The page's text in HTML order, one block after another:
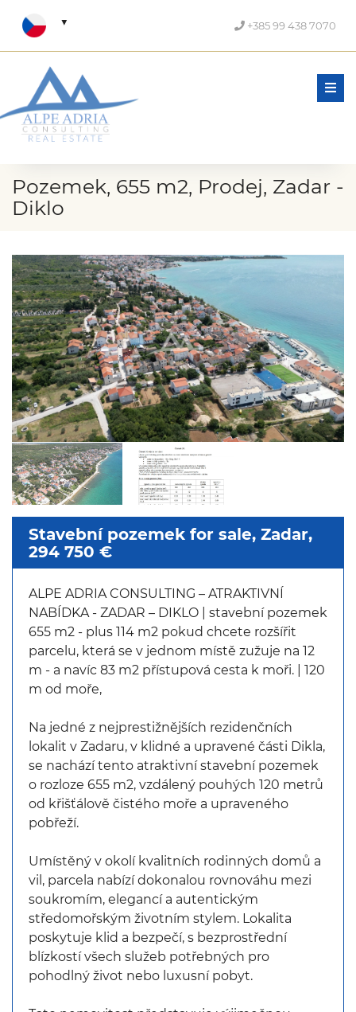
+385 99 438 7070
Pozemek, 655 m2, Prodej, Zadar -
Diklo
Stavební pozemek for sale, Zadar,
294 750 €
ALPE ADRIA CONSULTING – ATRAKTIVNÍ
NABÍDKA - ZADAR – DIKLO | stavební pozemek
655 m2 - plus 114 m2 pokud chcete rozšířit
parcelu, která se v jednom místě zužuje na 12
m - a navíc 83 m2 přístupová cesta k moři. | 120
m od moře,
Na jedné z nejprestižnějších rezidenčních
lokalit v Zadaru, v klidné a upravené části Dikla,
se nachází tento atraktivní stavební pozemek
o rozloze 655 m2, vzdálený pouhých 120 metrů
od křišťálově čistého moře a upraveného
pobřeží.
Umístěný v okolí kvalitních rodinných domů a
vil, parcela nabízí dokonalou rovnováhu mezi
soukromím, elegancí a autentickým
středomořským životním stylem. Lokalita
poskytuje klid a bezpečí, s bezprostřední
blízkostí všech služeb potřebných pro
pohodlný život nebo luxusní pobyt.